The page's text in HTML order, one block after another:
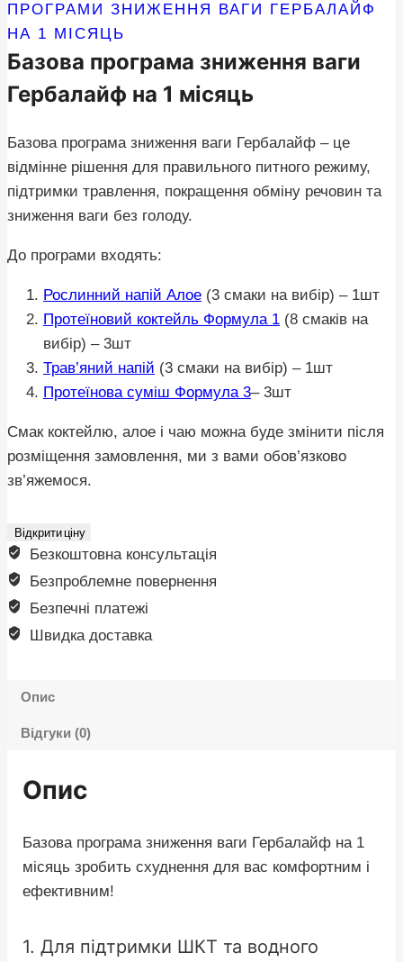
ПРОГРАМИ ЗНИЖЕННЯ ВАГИ ГЕРБАЛАЙФ
НА 1 МІСЯЦЬ
Базова програма зниження ваги
Гербалайф на 1 місяць
Базова програма зниження ваги Гербалайф – це
відмінне рішення для правильного питного режиму,
підтримки травлення, покращення обміну речовин та
зниження ваги без голоду.
До програми входять:
Рослинний напій Алое (3 смаки на вибір) – 1шт
Протеїновий коктейль Формула 1 (8 смаків на
вибір) – 3шт
Трав’яний напій (3 смаки на вибір) – 1шт
Протеїнова суміш Формула 3– 3шт
Смак коктейлю, алое і чаю можна буде змінити після
розміщення замовлення, ми з вами обов’язково
зв’яжемося.
Відкрити ціну
Безкоштовна консультація
Безпроблемне повернення
Безпечні платежі
Швидка доставка
Опис
Відгуки (0)
Опис
Базова програма зниження ваги Гербалайф на 1
місяць зробить схуднення для вас комфортним і
ефективним!
1. Для підтримки ШКТ та водного